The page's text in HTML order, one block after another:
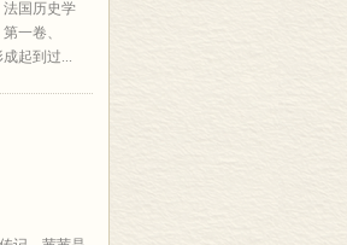
法国历史学
一卷、
起到过...